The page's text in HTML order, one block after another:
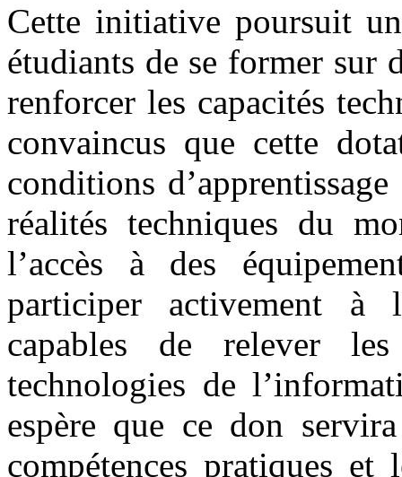
Cette initiative poursuit
étudiants de se former sur
renforcer les capacités
convaincus que cette
conditions
réalités techniques du
l’accès à des
participer activement
capables de relever
technologies de
espère que ce don
compétences pratiques et